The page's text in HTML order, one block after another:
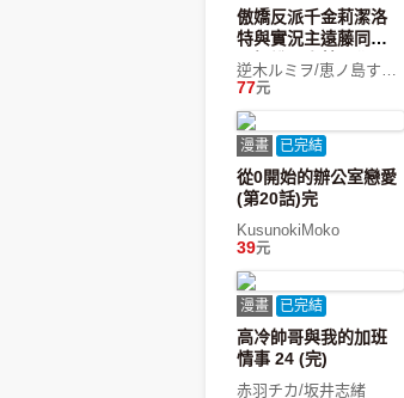
傲嬌反派千金莉潔洛
特與實況主遠藤同學
及解說員小林同學(4)
77元
漫畫 已完結
從0開始的辦公室戀愛
(第20話)完
KusunokiMoko
39元
漫畫 已完結
高冷帥哥與我的加班
情事 24 (完)
赤羽チカ/坂井志緒